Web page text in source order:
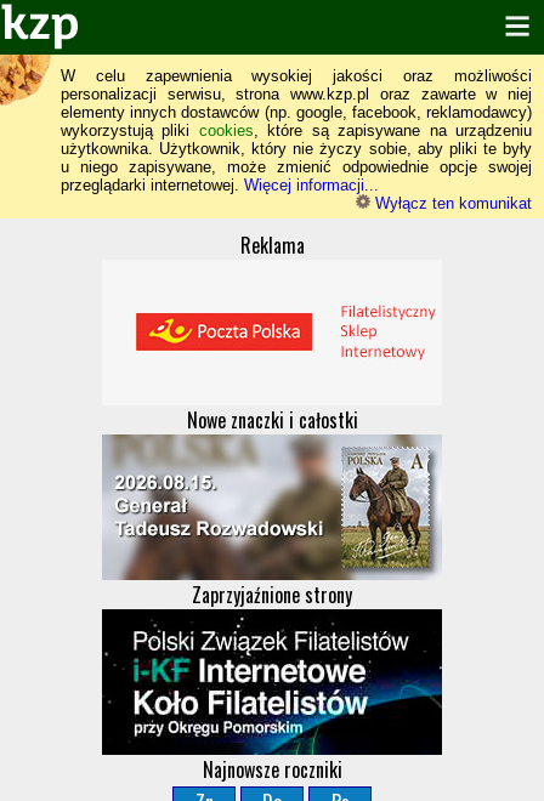
W celu zapewnienia wysokiej jakości oraz możliwości
personalizacji serwisu, strona www.kzp.pl oraz zawarte w niej
elementy innych dostawców (np. google, facebook, reklamodawcy)
wykorzystują pliki cookies, które są zapisywane na urządzeniu
użytkownika. Użytkownik, który nie życzy sobie, aby pliki te były
u niego zapisywane, może zmienić odpowiednie opcje swojej
przeglądarki internetowej. Więcej informacji...
Wyłącz ten komunikat
Reklama
Nowe znaczki i całostki
Zaprzyjaźnione strony
Najnowsze roczniki